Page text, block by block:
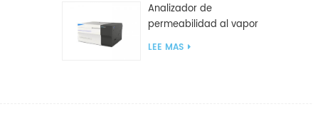
Analizador de
permeabilidad al vapor
de agua W812 (método
LEE MAS